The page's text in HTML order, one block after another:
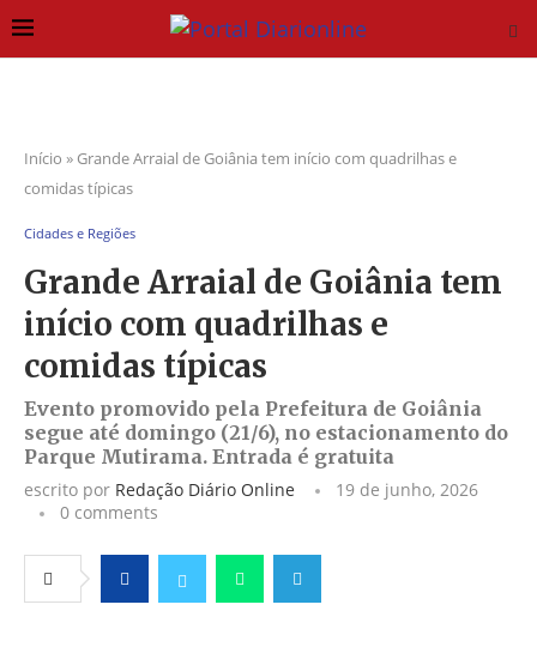
Início » Grande Arraial de Goiânia tem início com quadrilhas e
comidas típicas
Cidades e Regiões
Grande Arraial de Goiânia tem
início com quadrilhas e
comidas típicas
Evento promovido pela Prefeitura de Goiânia
segue até domingo (21/6), no estacionamento do
Parque Mutirama. Entrada é gratuita
escrito por Redação Diário Online
19 de junho, 2026
0 comments